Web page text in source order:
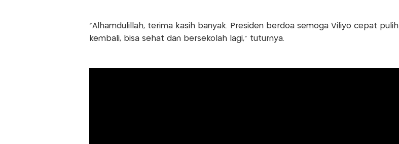
“Alhamdulillah, terima kasih banyak. Presiden berdoa semoga Viliyo cepat pulih
kembali, bisa sehat dan bersekolah lagi,” tuturnya.